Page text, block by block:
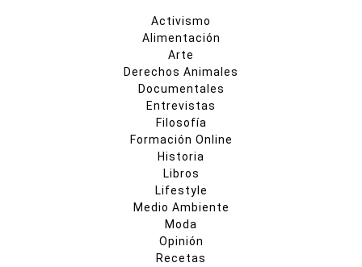
Activismo
Alimentación
Arte
Derechos Animales
Documentales
Entrevistas
Filosofía
Formación Online
Historia
Libros
Lifestyle
Medio Ambiente
Moda
Opinión
Recetas